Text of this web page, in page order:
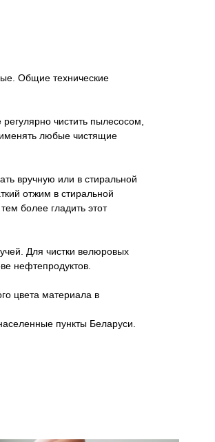
Общие технические
чистить пылесосом,
любые чистящие
вручную или в стиральной
отжим в стиральной
более гладить этот
Для чистки велюровых
нефтепродуктов.
цвета материала в
пункты Беларуси.